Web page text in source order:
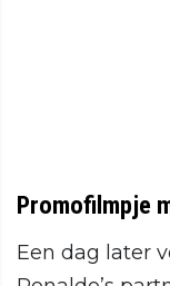
Promofilmpje
Een dag later